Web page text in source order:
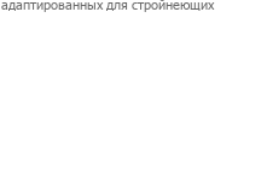
адаптированных для стройнеющих